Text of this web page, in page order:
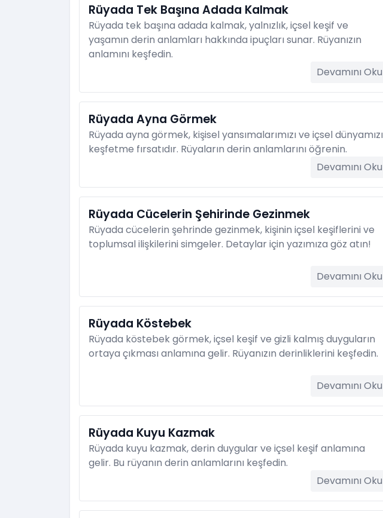
Rüyada Tek Başına Adada Kalmak
Rüyada tek başına adada kalmak, yalnızlık, içsel keşif ve
yaşamın derin anlamları hakkında ipuçları sunar. Rüyanızın
anlamını keşfedin.
Devamını Oku
Rüyada Ayna Görmek
Rüyada ayna görmek, kişisel yansımalarımızı ve içsel dünyamızı
keşfetme fırsatıdır. Rüyaların derin anlamlarını öğrenin.
Devamını Oku
Rüyada Cücelerin Şehirinde Gezinmek
Rüyada cücelerin şehrinde gezinmek, kişinin içsel keşiflerini ve
toplumsal ilişkilerini simgeler. Detaylar için yazımıza göz atın!
Devamını Oku
Rüyada Köstebek
Rüyada köstebek görmek, içsel keşif ve gizli kalmış duyguların
ortaya çıkması anlamına gelir. Rüyanızın derinliklerini keşfedin.
Devamını Oku
Rüyada Kuyu Kazmak
Rüyada kuyu kazmak, derin duygular ve içsel keşif anlamına
gelir. Bu rüyanın derin anlamlarını keşfedin.
Devamını Oku